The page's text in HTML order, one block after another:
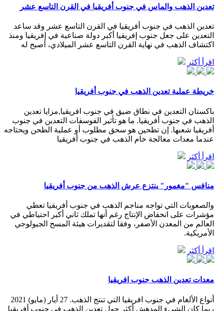
تعدين الذهب والماس في جنوب أفريقيا في القرن التاسع عشر
تعدين الذهب في جنوب أفريقيا في القرن التاسع عشر وقد ساعد
التعدين على جعل جنوب إفريقيا أكبر دولة صناعية في إفريقيا ومنذ
اكتشاف الذهب في نهاية القرن التاسع عشر الميلادي، أصبح له
اقرأ أكثر
خريطة عملية تعدين الذهب في جنوب أفريقيا
باكستان التعدين في نطاق ضيق في جنوب افريقيا,مزايا تعدين
الذهب في جنوب أفريقيا. ما هو تأثير الفوسفات التعدين في جنوب
أفريقيا شعبها. إن تطحين هو سحق مطلوب أو عملية الطحن ويحتاجه
عندما معدات معالجة خام الذهب في جنوب أفريقيا
اقرأ أكثر
منافس "مغمور" ينتزع عرش الذهب من جنوب أفريقيا
والصعوبات التي تواجه مناجم الذهب في جنوب أفريقيا تعطي
مؤشرات على انخفاض الإنتاج رغم أنها تملك ثاني أكبر احتياطي في
العالم من المعدن الأصفر، وفقا لتقديرات هيئة المسح الجيولوجي
الأمريكية.
اقرأ أكثر
معدات تعدين الذهب جنوب افريقيا
أنواع الألغام في جنوب افريقيا التي تنتج الذهب. 27 أيار (مايو) 2021
ربما كان الشيء المدهش أكثر حول تعدين الذهب في جنوب أفريقيا